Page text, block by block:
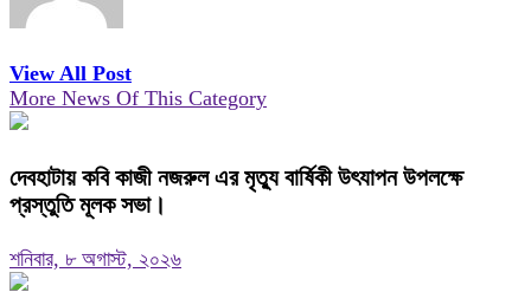
View All Post
More News Of This Category
দেবহাটায় কবি কাজী নজরুল এর মৃত্যু বার্ষিকী উৎযাপন উপলক্ষে
প্রস্তুতি মূলক সভা।
শনিবার, ৮ অগাস্ট, ২০২৬